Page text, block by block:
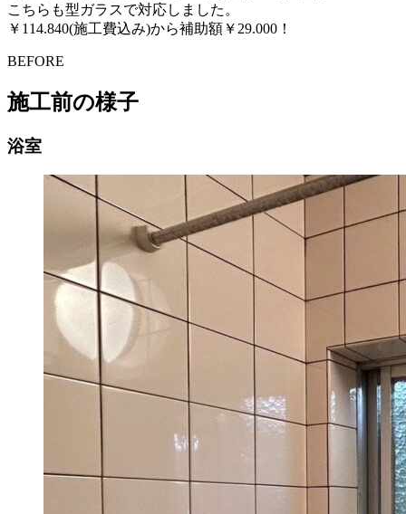
こちらも型ガラスで対応しました。
￥114.840(施工費込み)から補助額￥29.000！
BEFORE
施工前の様子
浴室